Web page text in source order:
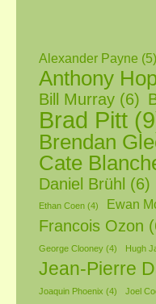
Alexander Payne (5)
Anthony
Bill Murray (6)
Brad Pitt
Brendan
Cate
Daniel Brühl (6)
Ethan Coen (4) Ewan
Francois Ozon
George Clooney (4) Hugh
Jean-Pierre
Joaquin Phoenix (4) Joel